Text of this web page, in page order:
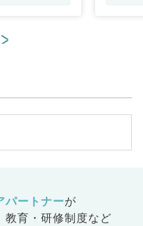
系全般、一般
>
パートナーが
教育・研修制度など